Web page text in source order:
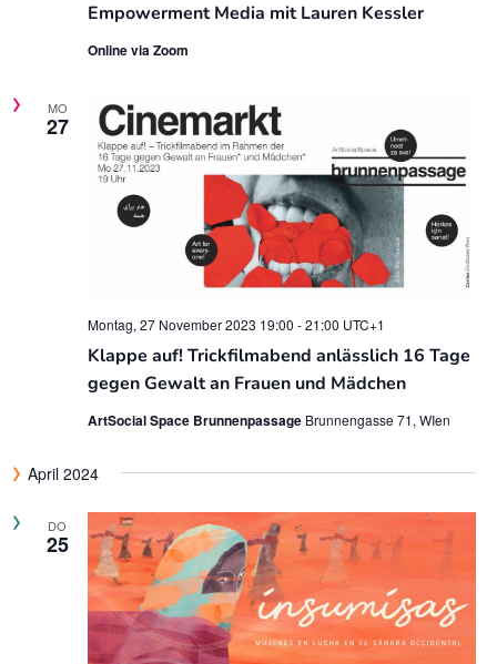
Empowerment Media mit Lauren Kessler
Online via Zoom
MO
27
Klappe auf! Trickfilmabend anlässlich 16 Tage
gegen Gewalt an Frauen und Mädchen
Montag, 27 November 2023 19:00 -21:00 UTC+1
ArtSocial Space Brunnenpassage Brunnengasse 71, WIen
April 2024
DO
25